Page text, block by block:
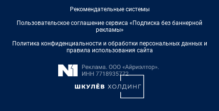
Рекомендательные системы
Пользовательское соглашение сервиса «Подписка без баннерной
рекламы»
Политика конфиденциальности и обработки персональных данных и
правила использования сайта